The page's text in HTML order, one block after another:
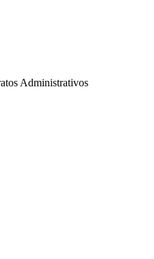
Administrativos